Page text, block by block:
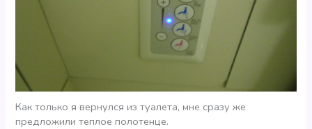
Как только я вернулся из туалета, мне сразу же
предложили теплое полотенце.